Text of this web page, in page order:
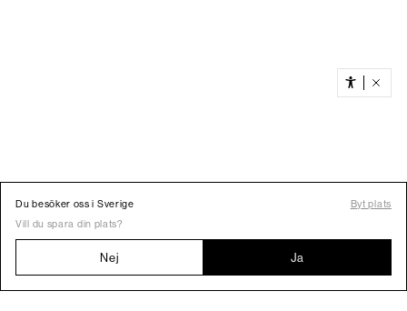
Du besöker oss i Sverige
Byt plats
Vill du spara din plats?
Nej Ja